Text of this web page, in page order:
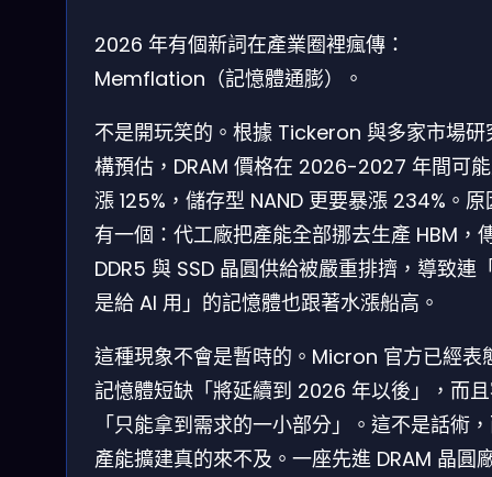
2026 年有個新詞在產業圈裡瘋傳：
Memflation（記憶體通膨）。
不是開玩笑的。根據 Tickeron 與多家市場研
構預估，DRAM 價格在 2026-2027 年間可
漲 125%，儲存型 NAND 更要暴漲 234%。原
有一個：代工廠把產能全部挪去生產 HBM，
DDR5 與 SSD 晶圓供給被嚴重排擠，導致連
是給 AI 用」的記憶體也跟著水漲船高。
這種現象不會是暫時的。Micron 官方已經表
記憶體短缺「將延續到 2026 年以後」，而
「只能拿到需求的一小部分」。這不是話術
產能擴建真的來不及。一座先進 DRAM 晶圓